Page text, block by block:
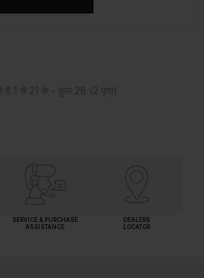
SERVICE & PURCHASE
ASSISTANCE
DEALERS
LOCATOR